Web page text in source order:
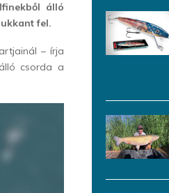
álló
fel.
– írja
csorda a